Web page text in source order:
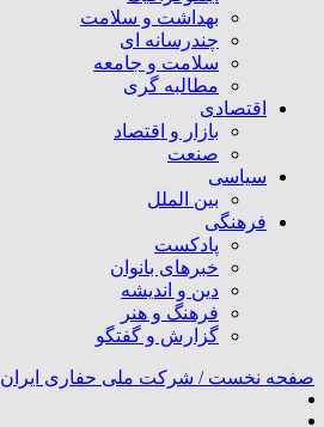
بهداشت و سلامت
چندرسانه ای
سلامت و جامعه
مطالبه گری
اقتصادی
بازار و اقتصاد
صنعت
سیاسی
بین الملل
فرهنگی
پادکست
خبرهای بانوان
دین و اندیشه
فرهنگ و هنر
گزارش و گفتگو
صفحه نخست / شرکت ملی حفاری ایران